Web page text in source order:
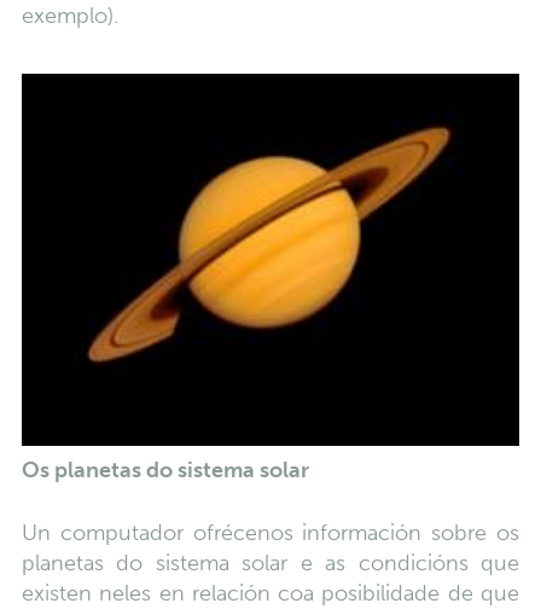
exemplo).
Os planetas do sistema solar
Un computador ofrécenos información sobre os
planetas do sistema solar e as condicións que
existen neles en relación coa posibilidade de que